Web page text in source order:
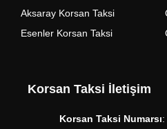
Aksaray Korsan Taksi
Esenler Korsan Taksi
Korsan Taksi İletişim
Korsan Taksi Numarsı: